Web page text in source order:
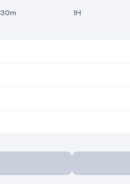
30m 1H